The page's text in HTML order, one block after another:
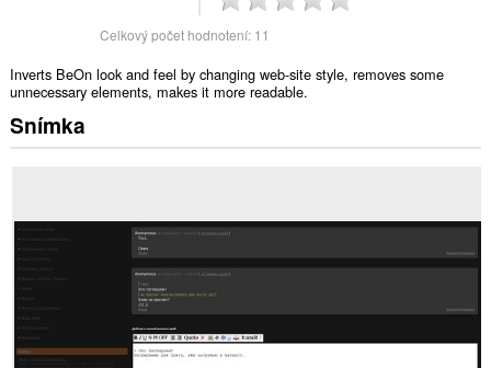
Celkový počet hodnotení: 11
Inverts BeOn look and feel by changing web-site style, removes some
unnecessary elements, makes it more readable.
Snímka